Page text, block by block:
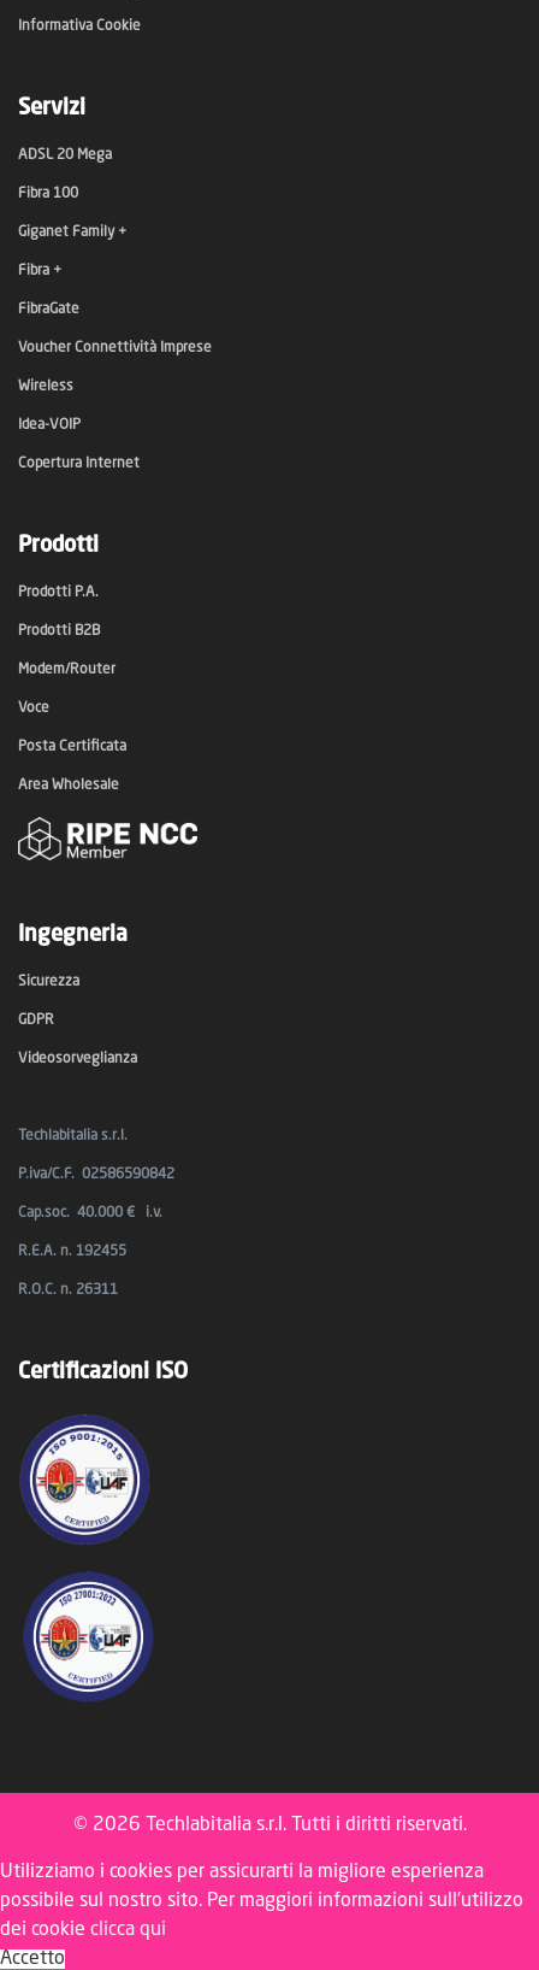
Informativa Cookie
Servizi
ADSL 20 Mega
Fibra 100
Giganet Family +
Fibra +
FibraGate
Voucher Connettività Imprese
Wireless
Idea-VOIP
Copertura Internet
Prodotti
Prodotti P.A.
Prodotti B2B
Modem/Router
Voce
Posta Certificata
Area Wholesale
Ingegneria
Sicurezza
GDPR
Videosorveglianza
Techlabitalia s.r.l.
P.iva/C.F. 02586590842
Cap.soc. 40.000 € i.v.
R.E.A. n. 192455
R.O.C. n. 26311
Certificazioni ISO
© 2026 Techlabitalia s.r.l. Tutti i diritti riservati.
Utilizziamo i cookies per assicurarti la migliore esperienza
possibile sul nostro sito. Per maggiori informazioni sull'utilizzo
dei cookie clicca qui
Accetto